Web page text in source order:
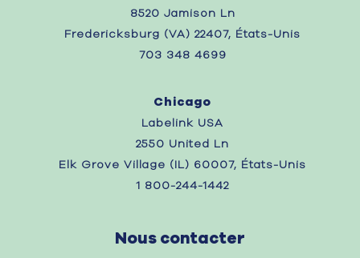
8520 Jamison Ln
Fredericksburg (VA) 22407, États-Unis
703 348 4699
Chicago
Labelink USA
2550 United Ln
Elk Grove Village (IL) 60007, États-Unis
1 800-244-1442
Nous contacter